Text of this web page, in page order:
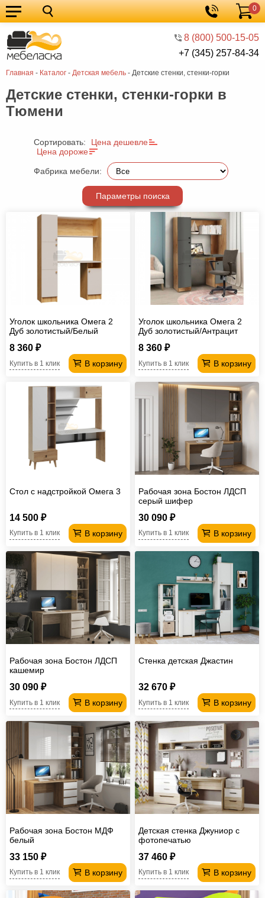
8 (800) 500-15-05
+7 (345) 257-84-34
Корзина
0
Главная - Каталог - Детская мебель - Детские стенки, стенки-горки
Кухонные
гарнитуры
Мебель
для
кухни
Мебель
для
спальни
Кровати
Шкафы
Диваны
компьютер
для
ванной
Мебель
трансформер
Матрасы
Косметологическое
оборудование
Детские стенки, стенки-горки в
Тюмени
Сортировать:
Цена дешевле
Цена дороже
Фабрика мебели:
Параметры поиска
Уголок школьника Омега 2
Дуб золотистый/Белый
8 360 ₽
В корзину
Купить в 1 клик
Уголок школьника Омега 2
Дуб золотистый/Антрацит
8 360 ₽
В корзину
Купить в 1 клик
Стол с надстройкой Омега 3
14 500 ₽
В корзину
Купить в 1 клик
Рабочая зона Бостон ЛДСП
серый шифер
30 090 ₽
В корзину
Купить в 1 клик
Рабочая зона Бостон ЛДСП
кашемир
30 090 ₽
В корзину
Купить в 1 клик
Стенка детская Джастин
32 670 ₽
В корзину
Купить в 1 клик
Рабочая зона Бостон МДФ
белый
33 150 ₽
В корзину
Купить в 1 клик
Детская стенка Джуниор с
фотопечатью
37 460 ₽
В корзину
Купить в 1 клик